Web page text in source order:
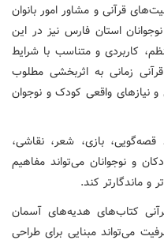
قرآنی و مشاور امور بانوان
استان فارس نیز در این
کاربردی و متناسب با شرایط
زمانی به اثربخشی مطلوب
نیازهای واقعی کودک و نوجوان
بازی، شعر، نقاشی،
و نوجوانان می‌تواند مفاهیم
و ماندگارتر کند.
کتاب‌های هدیه‌های آسمان
می‌تواند مبنایی برای طراحی